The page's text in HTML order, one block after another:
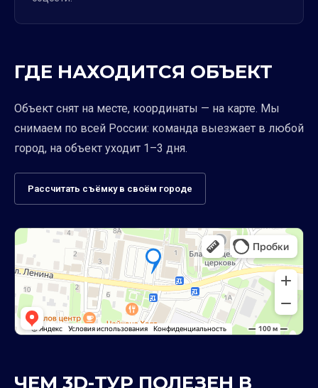
ГДЕ НАХОДИТСЯ ОБЪЕКТ
Объект снят на месте, координаты — на карте. Мы
снимаем по всей России: команда выезжает в любой
город, на объект уходит 1–3 дня.
Рассчитать съёмку в своём городе
ЧЕМ 3D-ТУР ПОЛЕЗЕН В